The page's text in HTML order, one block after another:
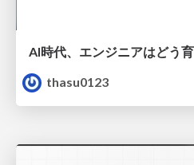
thasu0123